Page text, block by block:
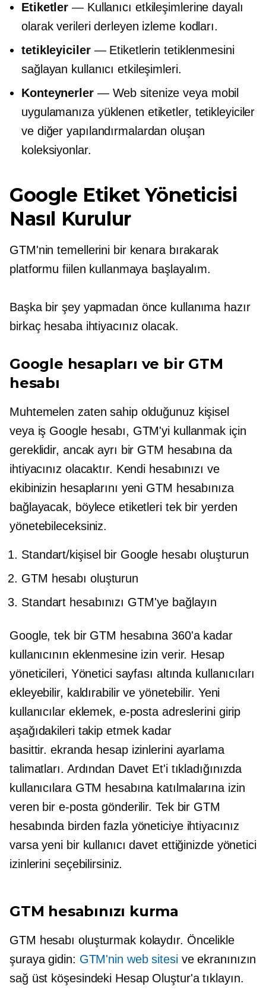
Etiketler — Kullanıcı etkileşimlerine dayalı
olarak verileri derleyen izleme kodları.
tetikleyiciler— Etiketlerin tetiklenmesini
sağlayan kullanıcı etkileşimleri.
Konteynerler— Web sitenize veya mobil
uygulamanıza yüklenen etiketler, tetikleyiciler
ve diğer yapılandırmalardan oluşan
koleksiyonlar.
Google Etiket Yöneticisi
Nasıl Kurulur
GTM'nin temellerini bir kenara bırakarak
platformu fiilen kullanmaya başlayalım.
Başka bir şey yapmadan önce kullanıma hazır
birkaç hesaba ihtiyacınız olacak.
Google hesapları ve bir GTM
hesabı
Muhtemelen zaten sahip olduğunuz kişisel
veya iş Google hesabı, GTM'yi kullanmak için
gereklidir, ancak ayrı bir GTM hesabına da
ihtiyacınız olacaktır. Kendi hesabınızı ve
ekibinizin hesaplarını yeni GTM hesabınıza
bağlayacak, böylece etiketleri tek bir yerden
yönetebileceksiniz.
Standart/kişisel bir Google hesabı oluşturun
GTM hesabı oluşturun
Standart hesabınızı GTM'ye bağlayın
Google, tek bir GTM hesabına 360'a kadar
kullanıcının eklenmesine izin verir. Hesap
yöneticileri, Yönetici sayfası altında kullanıcıları
ekleyebilir, kaldırabilir ve yönetebilir. Yeni
kullanıcılar eklemek, e-posta adreslerini girip
aşağıdakileri takip etmek kadar
basittir.ekranda hesap izinlerini ayarlama
talimatları. Ardından Davet Et'i tıkladığınızda
kullanıcılara GTM hesabına katılmalarına izin
veren bir e-posta gönderilir. Tek bir GTM
hesabında birden fazla yöneticiye ihtiyacınız
varsa yeni bir kullanıcı davet ettiğinizde yönetici
izinlerini seçebilirsiniz.
GTM hesabınızı kurma
GTM hesabı oluşturmak kolaydır. Öncelikle
şuraya gidin: GTM'nin web sitesive ekranınızın
sağ üst köşesindeki Hesap Oluştur'a tıklayın.